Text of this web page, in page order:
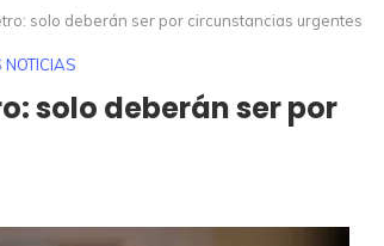
solo deberán ser por circunstancias urgentes
NOTICIAS
solo deberán ser por